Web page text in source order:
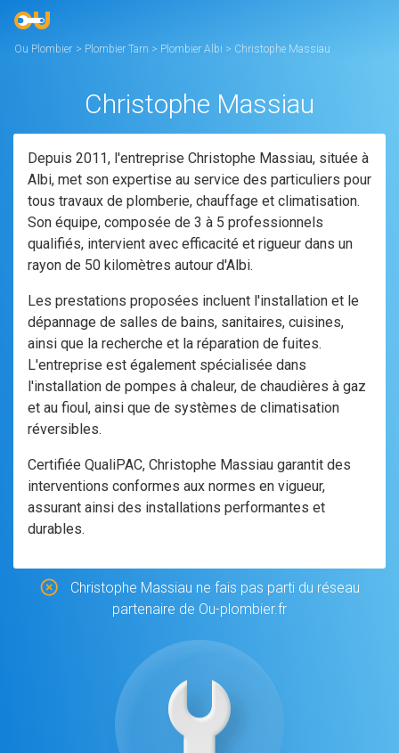
Ou Plombier > Plombier Tarn > Plombier Albi > Christophe Massiau
Christophe Massiau
Depuis 2011, l'entreprise Christophe Massiau, située à
Albi, met son expertise au service des particuliers pour
tous travaux de plomberie, chauffage et climatisation.
Son équipe, composée de 3 à 5 professionnels
qualifiés, intervient avec efficacité et rigueur dans un
rayon de 50 kilomètres autour d'Albi.
Les prestations proposées incluent l'installation et le
dépannage de salles de bains, sanitaires, cuisines,
ainsi que la recherche et la réparation de fuites.
L'entreprise est également spécialisée dans
l'installation de pompes à chaleur, de chaudières à gaz
et au fioul, ainsi que de systèmes de climatisation
réversibles.
Certifiée QualiPAC, Christophe Massiau garantit des
interventions conformes aux normes en vigueur,
assurant ainsi des installations performantes et
durables.
Christophe Massiau ne fais pas parti du réseau
partenaire de Ou-plombier.fr